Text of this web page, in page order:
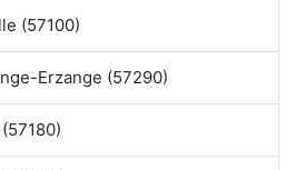
(57100)
Erzange (57290)